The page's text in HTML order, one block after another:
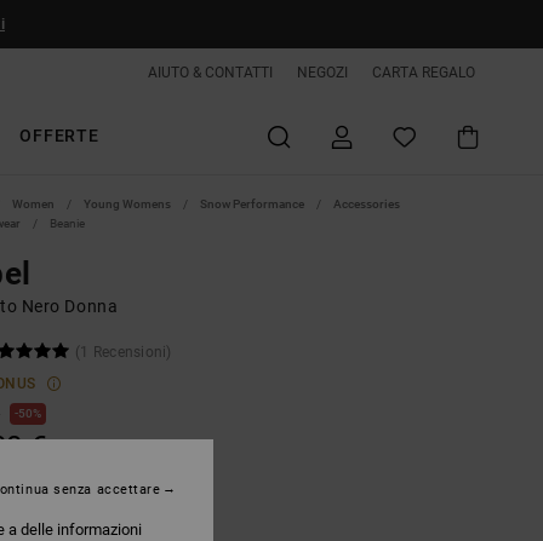
AIUTO & CONTATTI NEGOZI CARTA REGALO
OFFERTE
Women Young Womens Snow Performance
Accessories
Beanie
Nero Donna
(1 Recensioni)
50%
€
a delle informazioni
senza accettare